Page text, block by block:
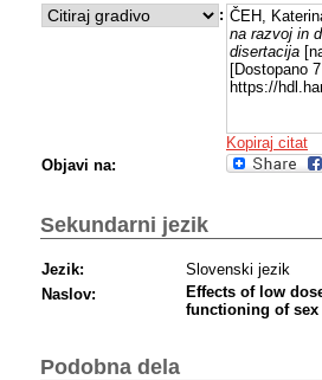
: ČEH,
na razvoj in
disertacija
[Dostopano
https://
Kopiraj citat
Objavi na:
Sekundarni jezik
Jezik:
Slovenski jezik
Naslov:
Effects of low
functioning of
Podobna dela